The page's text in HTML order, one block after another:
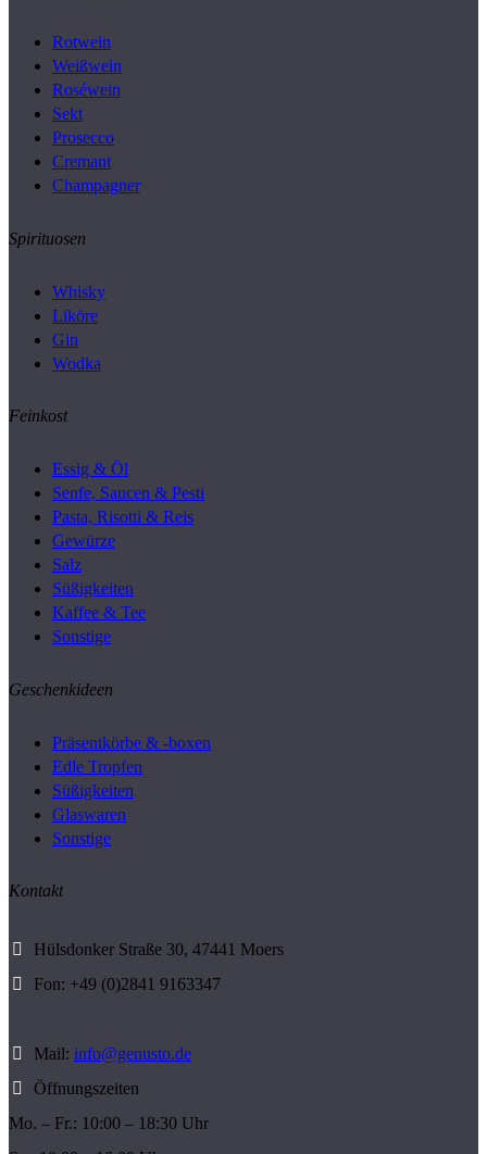
Rotwein
Weißwein
Roséwein
Sekt
Prosecco
Cremant
Champagner
Spirituosen
Whisky
Liköre
Gin
Wodka
Feinkost
Essig & Öl
Senfe, Saucen & Pesti
Pasta, Risotti & Reis
Gewürze
Salz
Süßigkeiten
Kaffee & Tee
Sonstige
Geschenkideen
Präsentkörbe & -boxen
Edle Tropfen
Süßigkeiten
Glaswaren
Sonstige
Kontakt
Hülsdonker Straße 30, 47441 Moers
Fon: +49 (0)2841 9163347
Mail: info@genusto.de
Öffnungszeiten
Mo. – Fr.: 10:00 – 18:30 Uhr